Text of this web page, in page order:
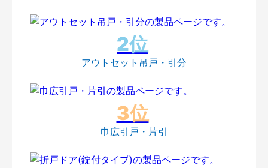
アウトセット吊戸・引分
巾広引戸・片引